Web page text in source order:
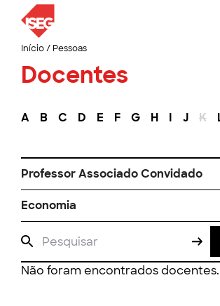
Início/ Pessoas
Docentes
A B C D E F G H I J K
Professor Associado Convidado
Economia
Não foram encontrados docentes.